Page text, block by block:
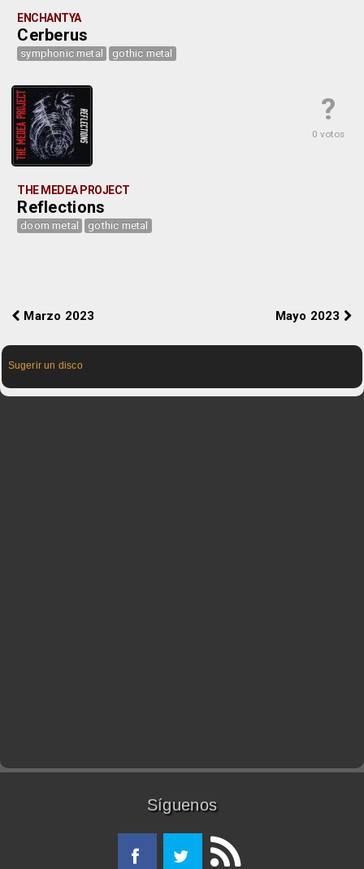
ENCHANTYA
Cerberus
symphonic metal gothic metal
?
0 votos
THE MEDEA PROJECT
Reflections
doom metal gothic metal
Marzo 2023 Mayo 2023
Sugerir un disco
Síguenos